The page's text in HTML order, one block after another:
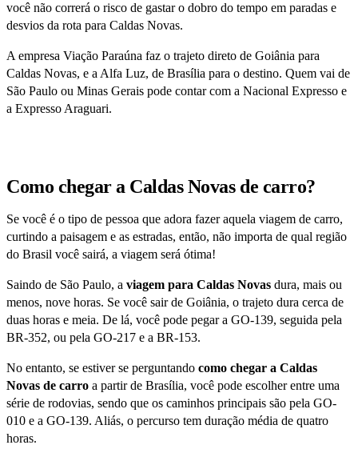
você não correrá o risco de gastar o dobro do tempo em paradas e
desvios da rota para Caldas Novas.
A empresa Viação Paraúna faz o trajeto direto de Goiânia para
Caldas Novas, e a Alfa Luz, de Brasília para o destino. Quem vai de
São Paulo ou Minas Gerais pode contar com a Nacional Expresso e
a Expresso Araguari.
Como chegar a Caldas Novas de carro?
Se você é o tipo de pessoa que adora fazer aquela viagem de carro,
curtindo a paisagem e as estradas, então, não importa de qual região
do Brasil você sairá, a viagem será ótima!
Saindo de São Paulo, a viagem para Caldas Novas dura, mais ou
menos, nove horas. Se você sair de Goiânia, o trajeto dura cerca de
duas horas e meia. De lá, você pode pegar a GO-139, seguida pela
BR-352, ou pela GO-217 e a BR-153.
No entanto, se estiver se perguntando como chegar a Caldas
Novas de carro a partir de Brasília, você pode escolher entre uma
série de rodovias, sendo que os caminhos principais são pela GO-
010 e a GO-139. Aliás, o percurso tem duração média de quatro
horas.